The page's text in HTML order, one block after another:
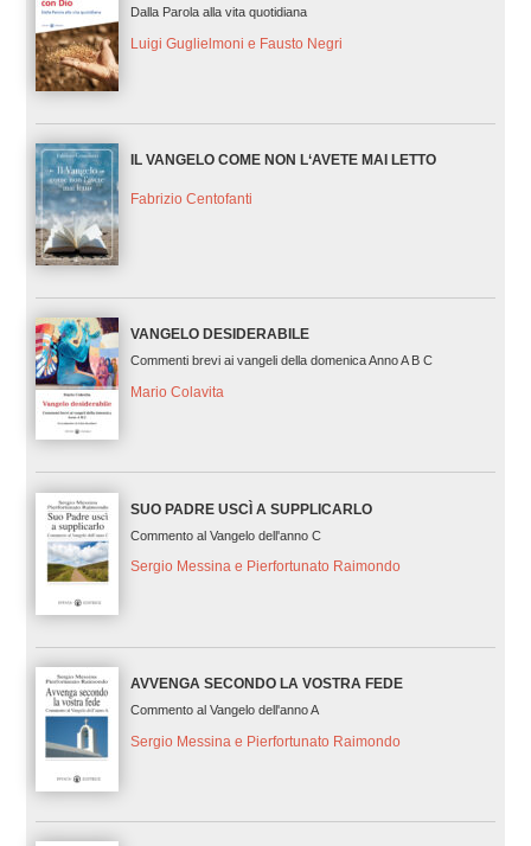
Dalla Parola alla vita quotidiana
Luigi Guglielmoni e Fausto Negri
IL VANGELO COME NON L‘AVETE MAI LETTO
Fabrizio Centofanti
VANGELO DESIDERABILE
Commenti brevi ai vangeli della domenica Anno A B C
Mario Colavita
SUO PADRE USCÌ A SUPPLICARLO
Commento al Vangelo dell'anno C
Sergio Messina e Pierfortunato Raimondo
AVVENGA SECONDO LA VOSTRA FEDE
Commento al Vangelo dell'anno A
Sergio Messina e Pierfortunato Raimondo